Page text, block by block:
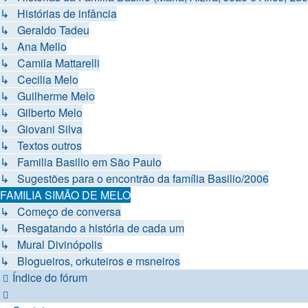
↳ Histórias de infância
↳ Geraldo Tadeu
↳ Ana Mello
↳ Camila Mattarelli
↳ Cecilia Melo
↳ Guilherme Melo
↳ Gilberto Melo
↳ Giovani Silva
↳ Textos outros
↳ Familia Basilio em São Paulo
↳ Sugestões para o encontrão da família Basilio/2006
FAMILIA SIMÃO DE MELO
↳ Começo de conversa
↳ Resgatando a história de cada um
↳ Mural Divinópolis
↳ Blogueiros, orkuteiros e msneiros
Índice do fórum